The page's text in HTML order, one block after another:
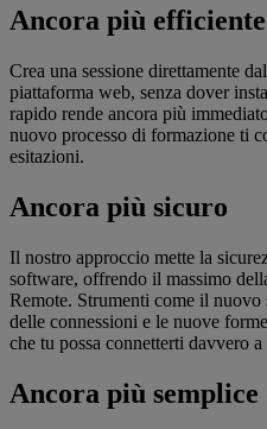
Ancora più efficiente
Crea una sessione direttamente
piattaforma web, senza dover
rapido rende ancora più
nuovo processo di formazione ti
esitazioni.
Ancora più sicuro
Il nostro approccio mette la
software, offrendo il massimo
Remote. Strumenti come il
delle connessioni e le nuove
che tu possa connetterti davvero
Ancora più semplice